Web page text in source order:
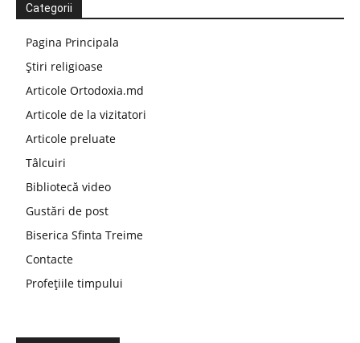
Categorii
Pagina Principala
Știri religioase
Articole Ortodoxia.md
Articole de la vizitatori
Articole preluate
Tâlcuiri
Bibliotecă video
Gustări de post
Biserica Sfinta Treime
Contacte
Profețiile timpului